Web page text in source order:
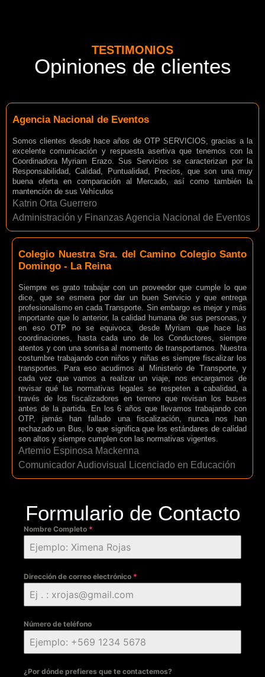
TESTIMONIOS
Opiniones de clientes
Agencia Nacional de Eventos
Somos clientes desde hace años de OTP SERVICIOS, gracias a la
excelente comunicación y respuesta asertiva que tenemos con la
Coordinadora Myriam Erazo. Sus Servicios se caracterizan por la
Responsabilidad, Calidad, Puntualidad, Precios, que son una muy
buena oferta en comparación al Mercado, así como también la
mantención de sus Vehículos
Katrin Orta Guerrero
Administración y Finanzas Agencia Nacional de Eventos
Colegio Nuestra Sra. del Camino Colegio Santo
Domingo - La Reina
Siempre es grato trabajar con un proveedor que cumple lo que
dice, que se esmera por dar un buen Servicio y que entrega
profesionalismo en cada Transporte. Sin embargo es mejor y más
importante que lo anterior, la calidad humana de sus personas, y
en eso OTP no se equivoca, desde Myriam que hace las
coordinaciones, hasta cada uno de los Conductores, siempre
atentos y con una sonrisa al momento de transportarnos. Nuestra
costumbre trabajando con niños y niñas es siempre fiscalizar los
transportes. Para eso acudimos al Ministerio de Transporte, y
cada vez que vamos a realizar un viaje, nos encargamos de
revisar qué las normativas legales se respeten a cabalidad, a
través de los fiscalizadores en terreno que revisan los buses
antes de la partida. En los 6 años que llevamos trabajando con
OTP, jamás han fallado una fiscalización, nunca nos han
rechazado un Bus, lo que significa que los estándares de calidad
son altos y siempre cumplen con las normativas vigentes.
Artemio Espinosa Mackenna
Comunicador Audiovisual Licenciado en Educación
Formulario de Contacto
Nombre Completo *
Dirección de correo electrónico *
Número de teléfono
¿Por dónde prefieres que te contactemos?